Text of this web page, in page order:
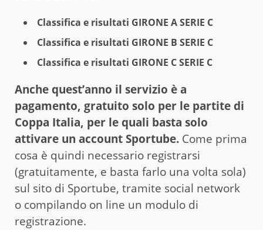
Classifica e risultati GIRONE A SERIE C
Classifica e risultati GIRONE B SERIE C
Classifica e risultati GIRONE C SERIE C
Anche quest’anno il servizio è a
pagamento, gratuito solo per le partite di
Coppa Italia, per le quali basta solo
attivare un account Sportube. Come prima
cosa è quindi necessario registrarsi
(gratuitamente, e basta farlo una volta sola)
sul sito di Sportube, tramite social network
o compilando on line un modulo di
registrazione.